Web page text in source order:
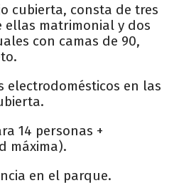
cubierta, consta de tres
ellas matrimonial y dos
con camas de 90,
electrodomésticos en las
14 personas +
máxima).
en el parque.